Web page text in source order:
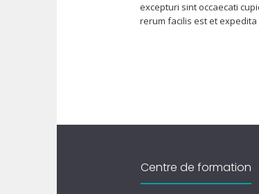
excepturi sint occaecati
rerum facilis est et expedita
Centre de formation